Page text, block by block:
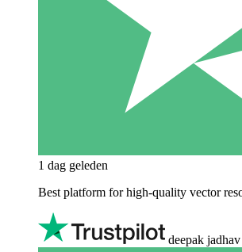
1 dag geleden
Best platform for high-quality vector
deepak jadhav